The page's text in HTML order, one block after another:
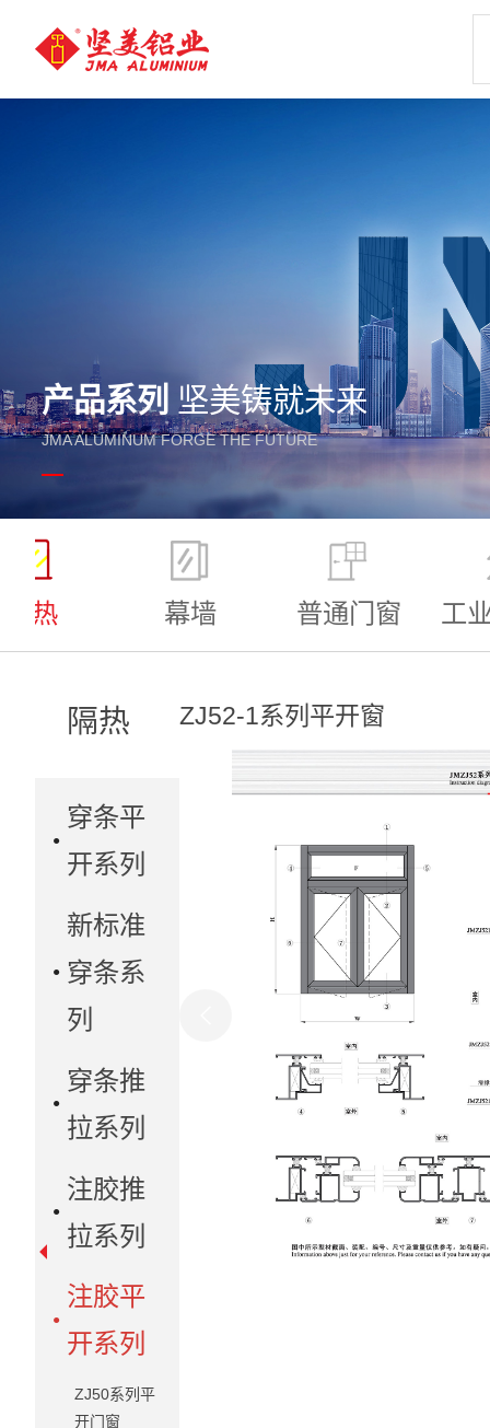
产品系列 坚美铸就未来
JMA ALUMINUM FORGE THE FUTURE
隔热 幕墙 普通门窗 工
隔热
穿条平
开系列
新标准
穿条系
列
穿条推
拉系列
注胶推
拉系列
注胶平
开系列
ZJ50系列平
开门窗
ZJ52-1系列平开窗